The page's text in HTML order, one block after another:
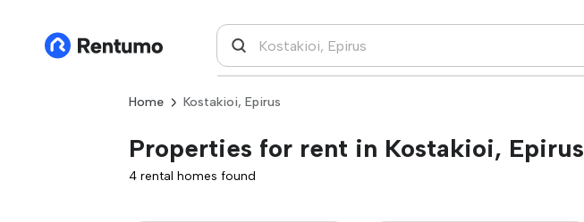
Home Kostakioi, Epirus
Properties for rent in Kostakioi, Epirus
4 rental homes found